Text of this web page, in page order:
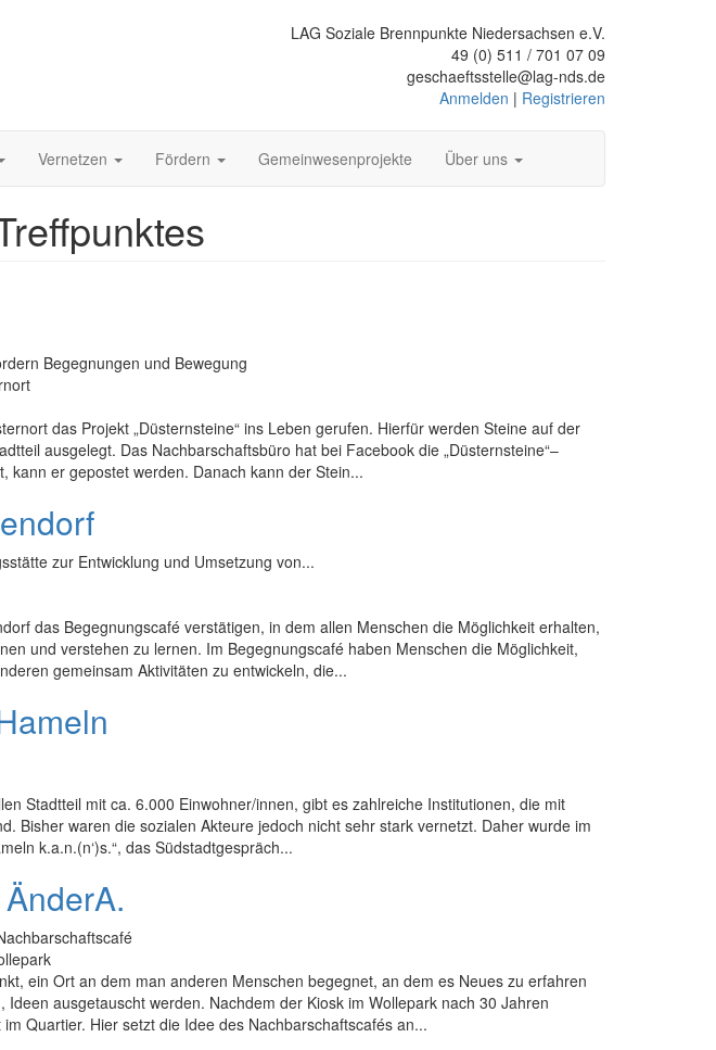
LAG Soziale Brennpunkte Niedersachsen e.V.
49 (0) 511 / 701 07 09
geschaeftsstelle@lag-nds.de
Anmelden | Registrieren
Vernetzen Fördern Gemeinwesenprojekte Über uns
Begegnungen und Bewegung
das Projekt „Düsternsteine“ ins Leben gerufen. Hierfür werden Steine auf der
ausgelegt. Das Nachbarschaftsbüro hat bei Facebook die „Düsternsteine“–
kann er gepostet werden. Danach kann der Stein...
zur Entwicklung und Umsetzung von...
das Begegnungscafé verstätigen, in dem allen Menschen die Möglichkeit erhalten,
und verstehen zu lernen. Im Begegnungscafé haben Menschen die Möglichkeit,
gemeinsam Aktivitäten zu entwickeln, die...
Stadtteil mit ca. 6.000 Einwohner/innen, gibt es zahlreiche Institutionen, die mit
Bisher waren die sozialen Akteure jedoch nicht sehr stark vernetzt. Daher wurde im
k.a.n.(n‘)s.“, das Südstadtgespräch...
ein Ort an dem man anderen Menschen begegnet, an dem es Neues zu erfahren
ausgetauscht werden. Nachdem der Kiosk im Wollepark nach 30 Jahren
Quartier. Hier setzt die Idee des Nachbarschaftscafés an...